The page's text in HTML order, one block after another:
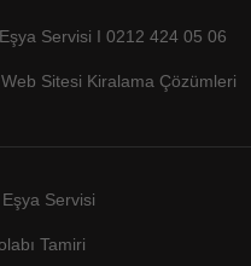
Servisi I 0212 424 05 06
Web Sitesi Kiralama Çözümleri
Servisi
Tamiri